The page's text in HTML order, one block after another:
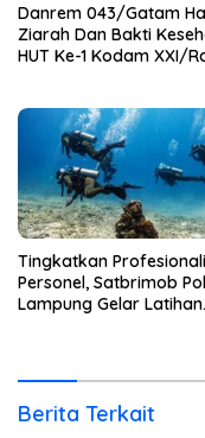
Danrem 043/Gatam
Ziarah Dan Bakti
HUT Ke-1 Kodam XXI/
Tingkatkan
Personel, Satbrimob
Lampung Gelar Latihan
Berita Terkait